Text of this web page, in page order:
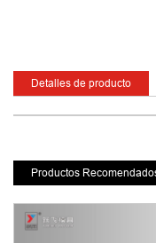
Detalles de producto
Productos